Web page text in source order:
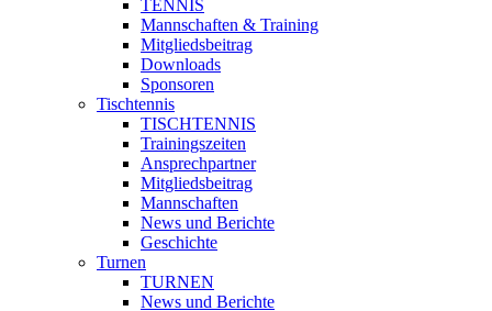
TENNIS
Mannschaften & Training
Mitgliedsbeitrag
Downloads
Sponsoren
Tischtennis
TISCHTENNIS
Trainingszeiten
Ansprechpartner
Mitgliedsbeitrag
Mannschaften
News und Berichte
Geschichte
Turnen
TURNEN
News und Berichte